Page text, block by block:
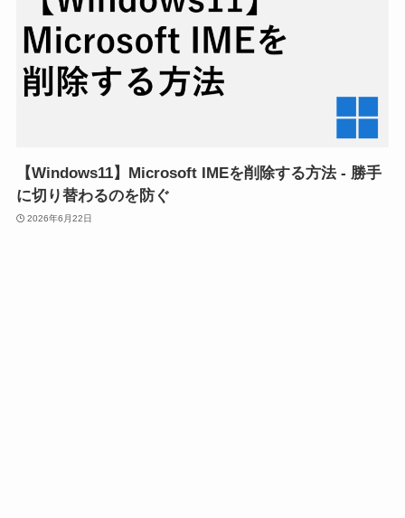
【Windows11】Microsoft IMEを削除する方法 - 勝手
に切り替わるのを防ぐ
2026年6月22日